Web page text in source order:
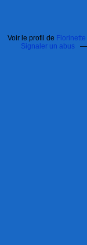
Voir le profil de Florinette
Signaler un abus